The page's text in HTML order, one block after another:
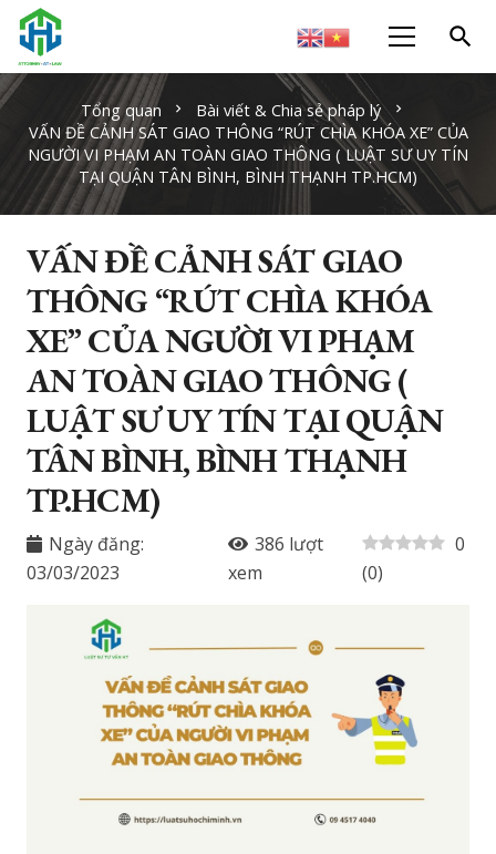
search
Tổng quan chevron_right Bài viết & Chia sẻ pháp lý chevron_right
VẤN ĐỀ CẢNH SÁT GIAO THÔNG “RÚT CHÌA KHÓA XE” CỦA
NGƯỜI VI PHẠM AN TOÀN GIAO THÔNG ( LUẬT SƯ UY TÍN
TẠI QUẬN TÂN BÌNH, BÌNH THẠNH TP.HCM)
VẤN ĐỀ CẢNH SÁT GIAO
THÔNG “RÚT CHÌA KHÓA
XE” CỦA NGƯỜI VI PHẠM
AN TOÀN GIAO THÔNG (
LUẬT SƯ UY TÍN TẠI QUẬN
TÂN BÌNH, BÌNH THẠNH
TP.HCM)
Ngày đăng:
03/03/2023
386 lượt
xem
0
(0)